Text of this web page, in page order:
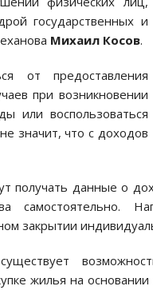
государственных и
Михаил Косов.
от предоставления
при возникновении
или воспользоваться
значит, что с доходов
получать данные о
закрытии
жилья на основании